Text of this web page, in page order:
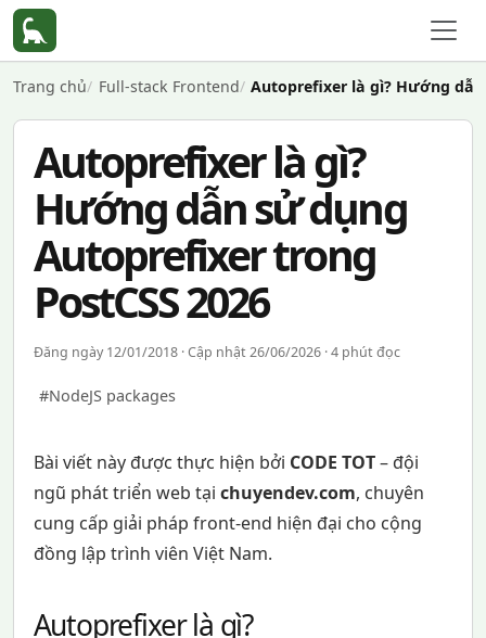
Trang chủ Full-stack Frontend Autoprefixer là gì? Hướng
Autoprefixer là gì?
Hướng dẫn sử dụng
Autoprefixer trong
PostCSS 2026
Đăng ngày 12/01/2018 · Cập nhật 26/06/2026 · 4 phút đọc
#NodeJS packages
Bài viết này được thực hiện bởi CODE TOT– đội
ngũ phát triển web tại chuyendev.com, chuyên
cung cấp giải pháp front-end hiện đại cho cộng
đồng lập trình viên Việt Nam.
Autoprefixer là gì?